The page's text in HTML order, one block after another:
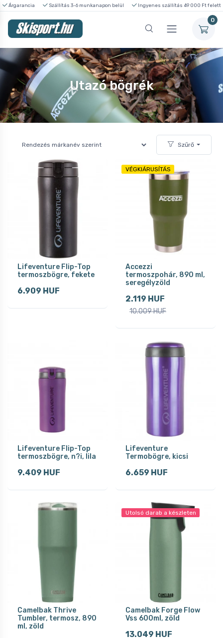
Árgarancia Szállítás 3-6 munkanapon belül Ingyenes szállítás 49 000 Ft felett
0
Utazó bögrék
Szűrő
Lifeventure Flip-Top
termoszbögre, fekete
6.909 HUF
VÉGKIÁRUSÍTÁS
Accezzi
termoszpohár, 890 ml,
seregélyzöld
2.119 HUF
10.009 HUF
Lifeventure Flip-Top
termoszbögre, n?i, lila
9.409 HUF
Lifeventure
Termobögre, kicsi
6.659 HUF
Camelbak Thrive
Tumbler, termosz, 890
ml, zöld
Utolsó darab a készleten
Camelbak Forge Flow
Vss 600ml, zöld
13.049 HUF